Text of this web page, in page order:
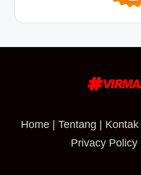
Home Tentang Kontak
Privacy Policy|